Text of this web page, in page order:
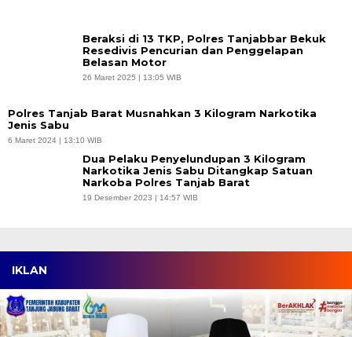
Beraksi di 13 TKP, Polres Tanjabbar Bekuk
Resedivis Pencurian dan Penggelapan
Belasan Motor
26 Maret 2025 | 13:05 WIB
Polres Tanjab Barat Musnahkan 3 Kilogram Narkotika
Jenis Sabu
6 Maret 2024 | 13:10 WIB
Dua Pelaku Penyelundupan 3 Kilogram
Narkotika Jenis Sabu Ditangkap Satuan
Narkoba Polres Tanjab Barat
19 Desember 2023 | 14:57 WIB
IKLAN